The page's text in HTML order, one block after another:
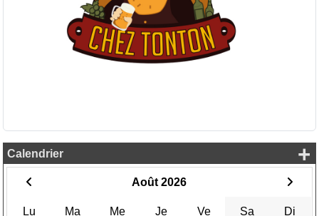
Calendrier
Août 2026
Lu Ma Me Je Ve Sa Di
+